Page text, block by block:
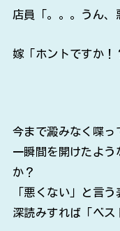
店員「。。。うん、
嫁「ホントですか！
今まで澱みなく喋っ
一瞬間を開けたよう
か？
「悪くない」と言
深読みすれば「ベス